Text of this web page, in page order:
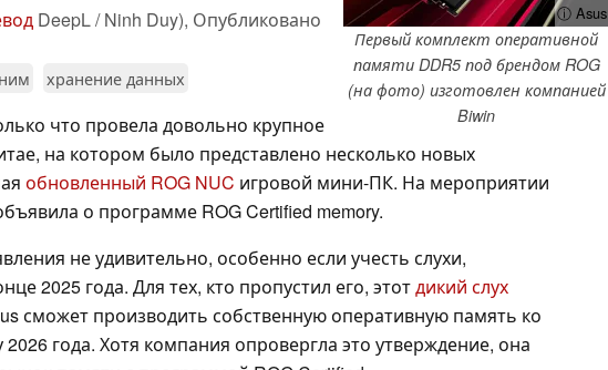
ⓘ Asus
Первый комплект оперативной
памяти DDR5 под брендом ROG
(на фото) изготовлен компанией
Biwin
DeepL / Ninh Duy), Опубликовано
хранение данных
что провела довольно крупное
на котором было представлено несколько новых
обновленный ROG NUC игровой мини-ПК. На мероприятии
о программе ROG Certified memory.
не удивительно, особенно если учесть слухи,
2025 года. Для тех, кто пропустил его, этотдикий слух
сможет производить собственную оперативную память ко
2026 года. Хотя компания опровергла это утверждение, она